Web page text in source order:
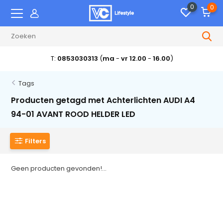
0 0
T: 0853030313 (ma - vr 12.00 - 16.00)
Tags
Producten getagd met Achterlichten AUDI A4
94-01 AVANT ROOD HELDER LED
Filters
Geen producten gevonden!...